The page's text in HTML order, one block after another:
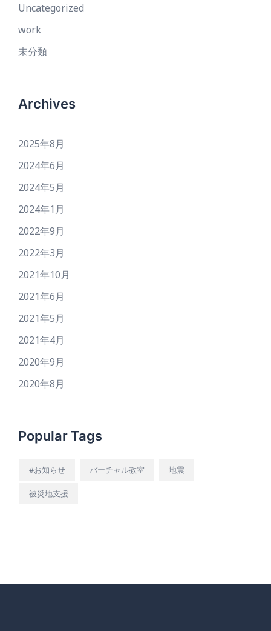
Uncategorized
work
未分類
Archives
2025年8月
2024年6月
2024年5月
2024年1月
2022年9月
2022年3月
2021年10月
2021年6月
2021年5月
2021年4月
2020年9月
2020年8月
Popular Tags
#お知らせ バーチャル教室 地震
被災地支援